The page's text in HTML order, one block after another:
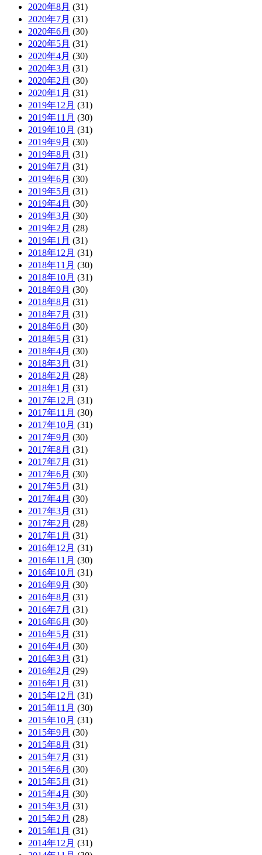
2020年8月 (31)
2020年7月 (31)
2020年6月 (30)
2020年5月 (31)
2020年4月 (30)
2020年3月 (31)
2020年2月 (30)
2020年1月 (31)
2019年12月 (31)
2019年11月 (30)
2019年10月 (31)
2019年9月 (30)
2019年8月 (31)
2019年7月 (31)
2019年6月 (30)
2019年5月 (31)
2019年4月 (30)
2019年3月 (30)
2019年2月 (28)
2019年1月 (31)
2018年12月 (31)
2018年11月 (30)
2018年10月 (31)
2018年9月 (30)
2018年8月 (31)
2018年7月 (31)
2018年6月 (30)
2018年5月 (31)
2018年4月 (30)
2018年3月 (31)
2018年2月 (28)
2018年1月 (31)
2017年12月 (31)
2017年11月 (30)
2017年10月 (31)
2017年9月 (30)
2017年8月 (31)
2017年7月 (31)
2017年6月 (30)
2017年5月 (31)
2017年4月 (30)
2017年3月 (31)
2017年2月 (28)
2017年1月 (31)
2016年12月 (31)
2016年11月 (30)
2016年10月 (31)
2016年9月 (30)
2016年8月 (31)
2016年7月 (31)
2016年6月 (30)
2016年5月 (31)
2016年4月 (30)
2016年3月 (31)
2016年2月 (29)
2016年1月 (31)
2015年12月 (31)
2015年11月 (30)
2015年10月 (31)
2015年9月 (30)
2015年8月 (31)
2015年7月 (31)
2015年6月 (30)
2015年5月 (31)
2015年4月 (30)
2015年3月 (31)
2015年2月 (28)
2015年1月 (31)
2014年12月 (31)